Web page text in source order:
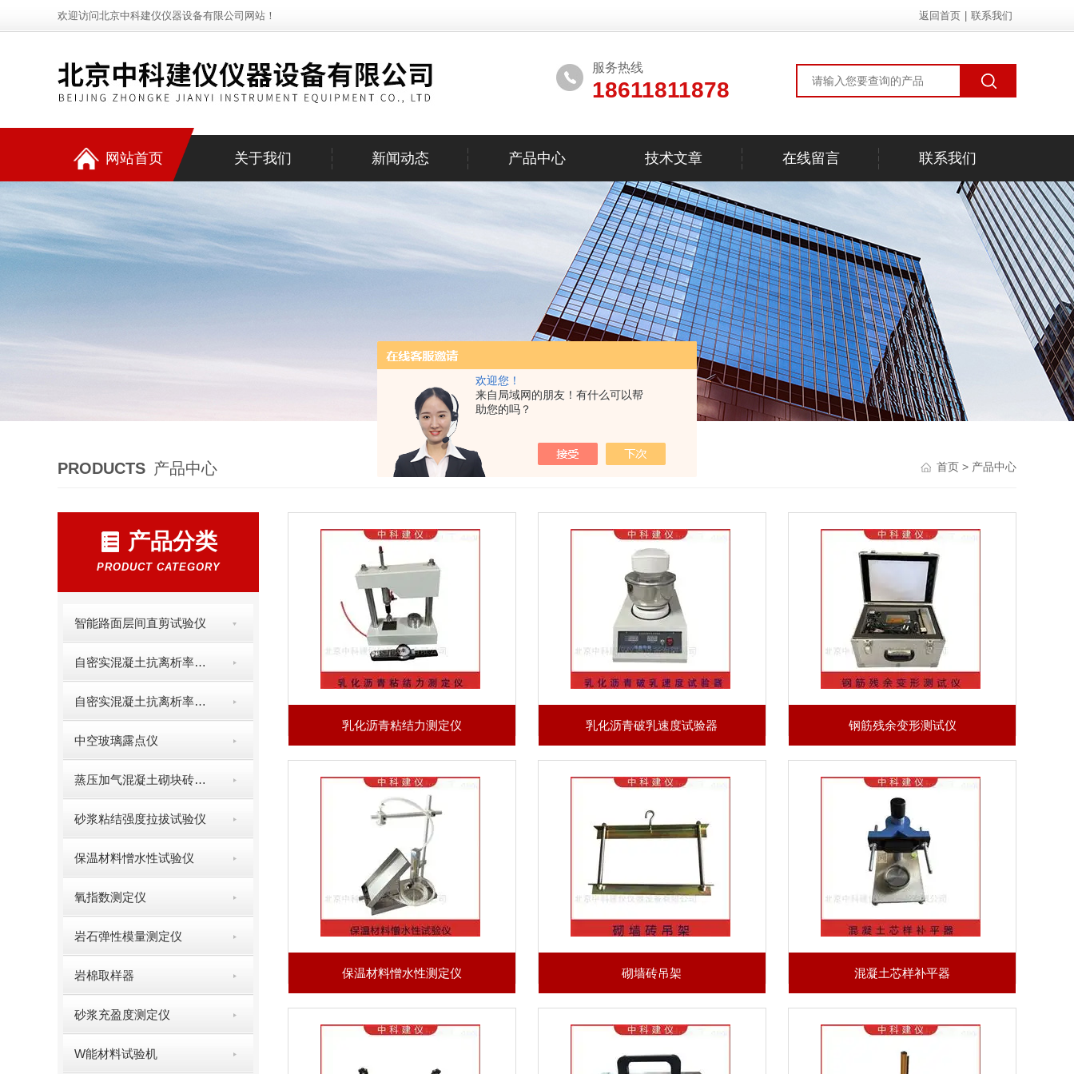
欢迎您！
来自局域网的朋友！有什么可以帮
助您的吗？
欢迎访问北京中科建仪仪器设备有限公司网站！ 返回首页 联系我们
服务热线
18611811878
网站首页 关于我们 新闻动态 产品中心 技术文章 在线留言 联系我们
PRODUCTS 产品中心 首页 > 产品中心
产品分类
PRODUCT CATEGORY
智能路面层间直剪试验仪
自密实混凝土抗离析率盛料器
自密实混凝土抗离析率检测桶
中空玻璃露点仪
蒸压加气混凝土砌块砖自动切割机
砂浆粘结强度拉拔试验仪
保温材料憎水性试验仪
氧指数测定仪
岩石弹性模量测定仪
岩棉取样器
砂浆充盈度测定仪
W能材料试验机
乳化沥青粘结力测定仪 乳化沥青破乳速度试验器 钢筋残余变形测试仪
保温材料憎水性测定仪 砌墙砖吊架 混凝土芯样补平器